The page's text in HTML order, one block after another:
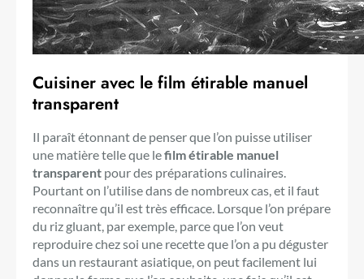
Cuisiner avec le film étirable manuel
transparent
Il paraît étonnant de penser que l’on puisse utiliser
une matière telle que lefilm étirable manuel
transparent pour des préparations culinaires.
Pourtant on l’utilise dans de nombreux cas, et il faut
reconnaître qu’il est très efficace. Lorsque l’on prépare
du riz gluant, par exemple, parce que l’on veut
reproduire chez soi une recette que l’on a pu déguster
dans un restaurant asiatique, on peut facilement lui